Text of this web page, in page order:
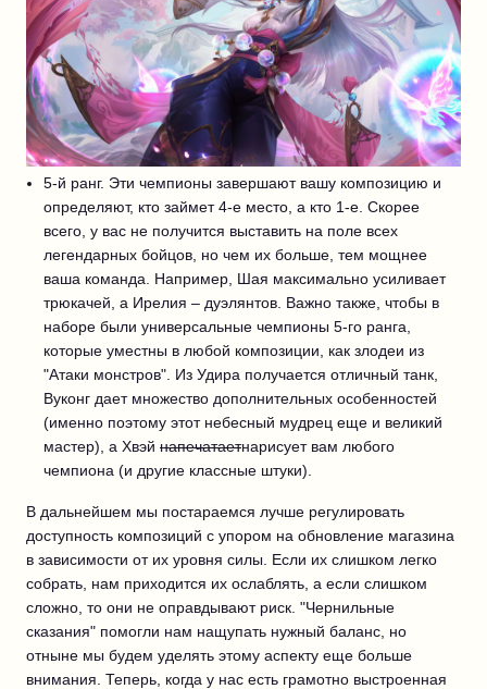
5-й ранг. Эти чемпионы завершают вашу композицию и
определяют, кто займет 4-е место, а кто 1-е. Скорее
всего, у вас не получится выставить на поле всех
легендарных бойцов, но чем их больше, тем мощнее
ваша команда. Например, Шая максимально усиливает
трюкачей, а Ирелия – дуэлянтов. Важно также, чтобы в
наборе были универсальные чемпионы 5-го ранга,
которые уместны в любой композиции, как злодеи из
"Атаки монстров". Из Удира получается отличный танк,
Вуконг дает множество дополнительных особенностей
(именно поэтому этот небесный мудрец еще и великий
мастер), а Хвэй напечатаетнарисует вам любого
чемпиона (и другие классные штуки).
В дальнейшем мы постараемся лучше регулировать
доступность композиций с упором на обновление магазина
в зависимости от их уровня силы. Если их слишком легко
собрать, нам приходится их ослаблять, а если слишком
сложно, то они не оправдывают риск. "Чернильные
сказания" помогли нам нащупать нужный баланс, но
отныне мы будем уделять этому аспекту еще больше
внимания. Теперь, когда у нас есть грамотно выстроенная